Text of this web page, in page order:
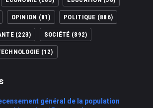
OPINION (81) POLITIQUE (886)
(223) SOCIÉTÉ (892)
(12)
général de la population